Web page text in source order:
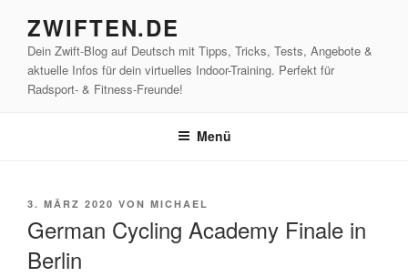
Inhalt
springen
ZWIFTEN.DE
Dein Zwift-Blog auf Deutsch mit Tipps, Tricks, Tests, Angebote &
aktuelle Infos für dein virtuelles Indoor-Training. Perfekt für
Radsport- & Fitness-Freunde!
Menü
VERÖFFENTLICHT
3. MÄRZ 2020 VON MICHAEL
German Cycling Academy Finale in
Berlin